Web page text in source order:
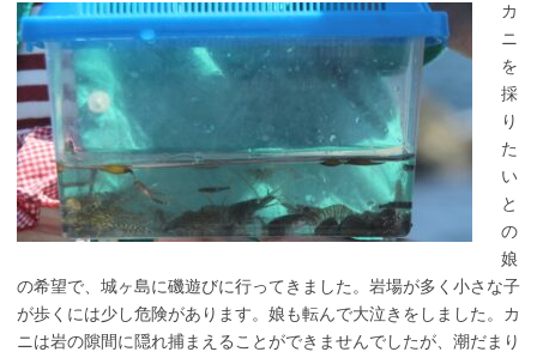
カ
ニ
を
採
り
た
い
と
の
娘
の希望で、城ヶ島に磯遊びに行ってきました。岩場が多く小さな子
が歩くには少し危険があります。娘も転んで大泣きをしました。カ
ニは岩の隙間に隠れ捕まえることができませんでしたが、潮だまり